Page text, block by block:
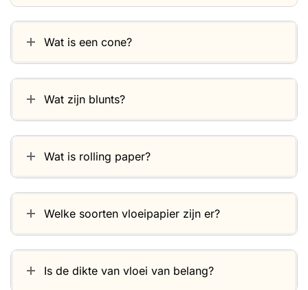
Wat is een cone?
Wat zijn blunts?
Wat is rolling paper?
Welke soorten vloeipapier zijn er?
Is de dikte van vloei van belang?